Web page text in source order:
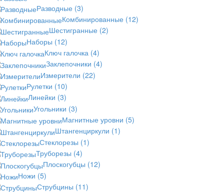
Разводные (3)
Комбинированные (12)
Шестигранные (2)
Наборы (12)
Ключ галочка (4)
Заклепочники (4)
Измерители (22)
Рулетки (10)
Линейки (3)
Угольники (3)
Магнитные уровни (5)
Штангенциркули (1)
Стеклорезы (1)
Труборезы (4)
Плоскогубцы (12)
Ножи (5)
Струбцины (11)